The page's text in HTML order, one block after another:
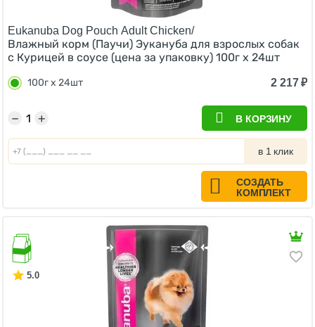
Eukanuba Dog Pouch Adult Chicken/
Влажный корм (Паучи) Эукануба для взрослых собак
с Курицей в соусе (цена за упаковку) 100г x 24шт
100г x 24шт 2 217₽
+
− В КОРЗИНУ
в 1 клик
СОЗДАТЬ
КОМПЛЕКТ
5.0